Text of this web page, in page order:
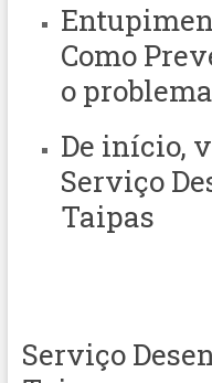
Como
o
De início,
Serviço
Taipas
Serviço